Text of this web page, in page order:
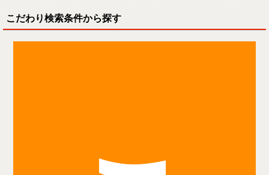
こだわり検索条件から探す